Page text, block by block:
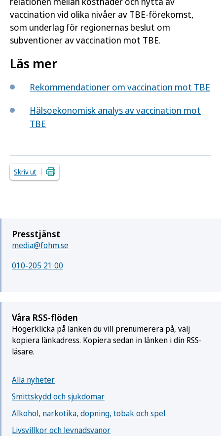
vaccination vid olika nivåer av TBE-förekomst,
som underlag för regionernas beslut om
subventioner av vaccination mot TBE.
Läs mer
Rekommendationer om vaccination mot TBE
Hälsoekonomisk analys av vaccination mot
TBE
Skriv ut
Presstjänst
media@fohm.se
010-205 21 00
Våra RSS-flöden
Högerklicka på länken du vill prenumerera på, välj
kopiera länkadress. Kopiera sedan in länken i din RSS-
läsare.
Alla nyheter
Smittskydd och sjukdomar
Alkohol, narkotika, dopning, tobak och spel
Livsvillkor och levnadsvanor